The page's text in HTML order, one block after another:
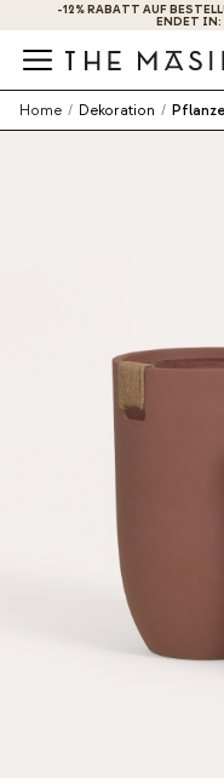
-12% RABATT AUF
ENDET IN:
Home / Dekoration /